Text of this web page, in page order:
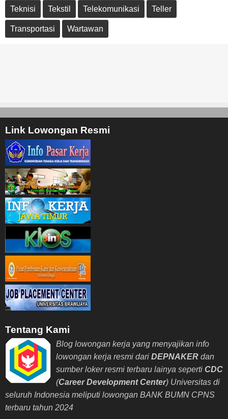
Teknisi Tekstil Telekomunikasi Teller
Transportasi Wartawan
Link Lowongan Resmi
Tentang Kami
Blog lowongan kerja yang menyajikan info
lowongan kerja resmi dari DEPNAKER dan
sumber loker resmi terbaru lainya seperti CDC
(Career Development Center) Universitas di
seluruh Indonesia meliputi lowongan BANK BUMN CPNS
terbaru tahun 2024